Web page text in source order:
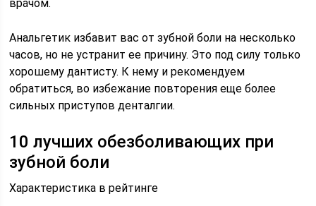
врачом.
Анальгетик избавит вас от зубной боли на несколько
часов, но не устранит ее причину. Это под силу только
хорошему дантисту. К нему и рекомендуем
обратиться, во избежание повторения еще более
сильных приступов денталгии.
10 лучших обезболивающих при
зубной боли
Характеристика в рейтинге